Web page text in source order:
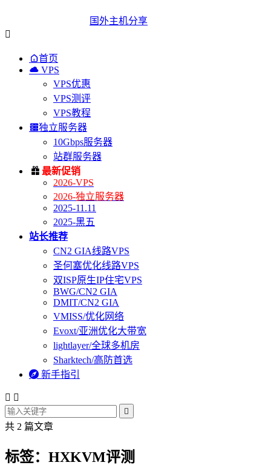
国外主机分享

首页
 VPS
VPS优惠
VPS测评
VPS教程
独立服务器
10Gbps服务器
站群服务器
 最新促销
2026-VPS
2026-独立服务器
2025-11.11
2025-黑五
站长推荐
CN2 GIA线路VPS
圣何塞优化线路VPS
双ISP原生IP住宅VPS
BWG/CN2 GIA
DMIT/CN2 GIA
VMISS/优化网络
Evoxt/亚洲优化大带宽
lightlayer/全球多机房
Sharktech/高防首选
 新手指引
 

共 2 篇文章
标签：HXKVM评测